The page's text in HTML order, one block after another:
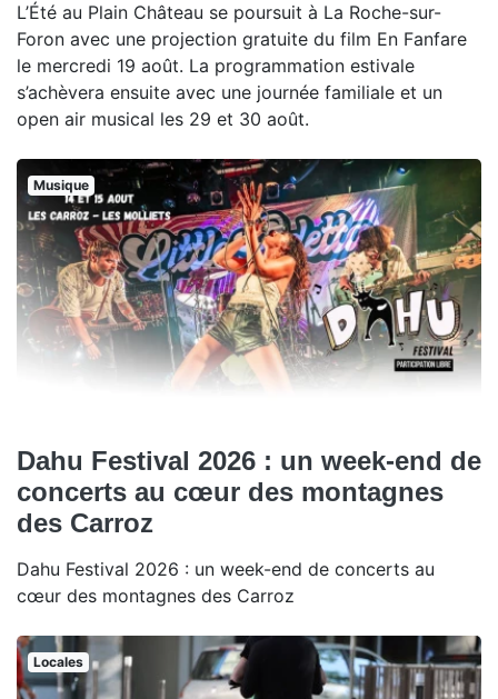
L’Été au Plain Château se poursuit à La Roche-sur-
Foron avec une projection gratuite du film En Fanfare
le mercredi 19 août. La programmation estivale
s’achèvera ensuite avec une journée familiale et un
open air musical les 29 et 30 août.
Musique
Dahu Festival 2026 : un week-end de
concerts au cœur des montagnes
des Carroz
Dahu Festival 2026 : un week-end de concerts au
cœur des montagnes des Carroz
Locales